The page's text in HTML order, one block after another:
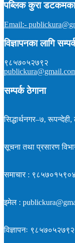
पब्लिक कुरा डटकमका
Email:-
विज्ञापनका लागि
९८५७०५२७९२
सम्पर्क ठेगाना
सिद्धार्थनगर–७,
सूचना तथा प्रसारण
समाचार : ९८५७०१५९०४
इमेल :
विज्ञापनः ९८५७०५२७९२